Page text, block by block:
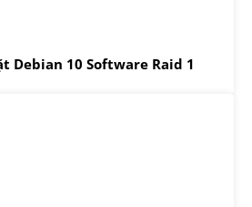
Debian 10 Software Raid 1